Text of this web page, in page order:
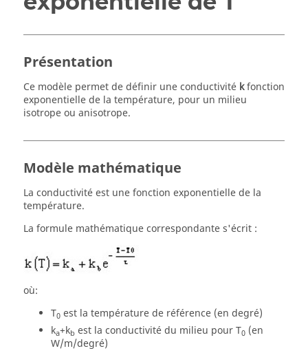
Présentation
Ce modèle permet de définir une conductivité kfonction
exponentielle de la température, pour un milieu
isotrope ou anisotrope.
Modèle mathématique
La conductivité est une fonction exponentielle de la
température.
La formule mathématique correspondante s'écrit :
où:
T0 est la température de référence (en degré)
ka+kb est la conductivité du milieu pour T0 (en
W/m/degré)